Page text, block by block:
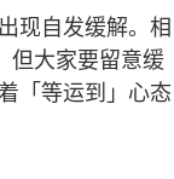
现自发缓解。相
但大家要留意缓
「等运到」心态